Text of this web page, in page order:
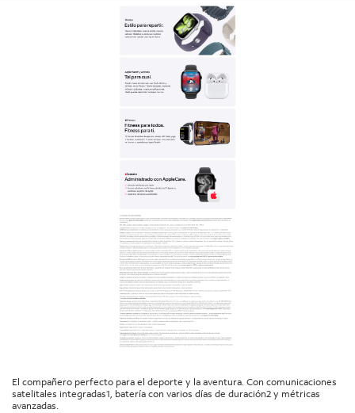
El compañero perfecto para el deporte y la aventura. Con comunicaciones
satelitales integradas1, batería con varios días de duración2 y métricas
avanzadas.